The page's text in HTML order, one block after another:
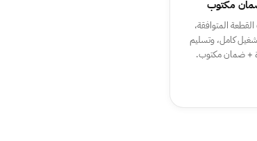
مكتوب
المتوافقة،
كامل، وتسليم
+ ضمان مكتوب.